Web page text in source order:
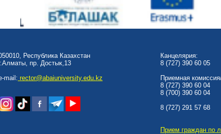
Республика Казахстан
пр. Достык,13
mail: rector@abaiuniversity.edu.kz
Канцелярия:
8 (727) 390 60 05
Приемная
8 (727) 390 60 04
8 (700) 390 60 04
8 (727) 291 57 68
Прием граждан по